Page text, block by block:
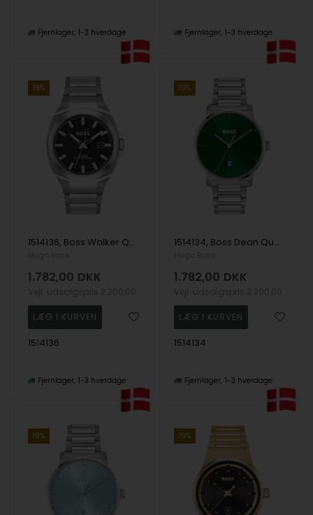
Fjernlager 1-3 hverdage Fjernlager 1-3 hverdage
19%
1514136, Boss Walker Quartz Herre m/lænke
1.782,00 DKK
1514136
Fjernlager 1-3 hverdage
19%
1514134, Boss Dean Quartz Herre m/lænke
1.782,00 DKK
1514134
Fjernlager 1-3 hverdage
19% 19%